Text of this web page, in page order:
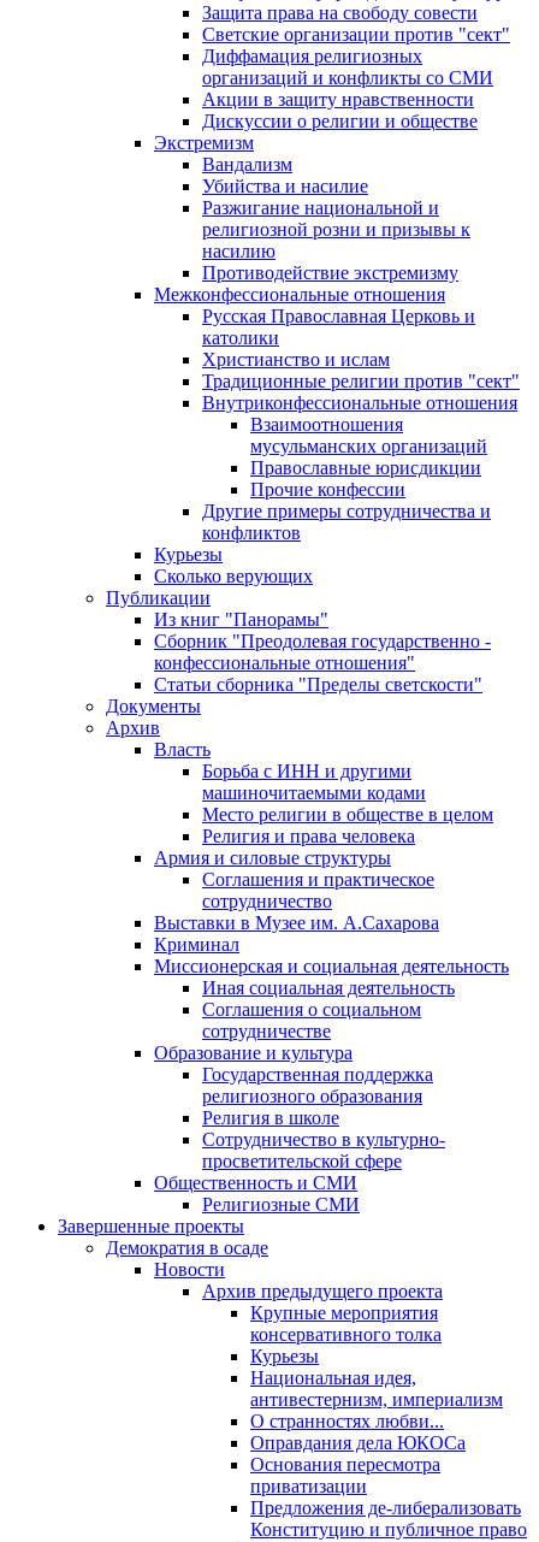
Защита права на свободу совести
Светские организации против "сект"
Диффамация религиозных
организаций и конфликты со СМИ
Акции в защиту нравственности
Дискуссии о религии и обществе
Экстремизм
Вандализм
Убийства и насилие
Разжигание национальной и
религиозной розни и призывы к
насилию
Противодействие экстремизму
Межконфессиональные отношения
Русская Православная Церковь и
католики
Христианство и ислам
Традиционные религии против "сект"
Внутриконфессиональные отношения
Взаимоотношения
мусульманских организаций
Православные юрисдикции
Прочие конфессии
Другие примеры сотрудничества и
конфликтов
Курьезы
Сколько верующих
Публикации
Из книг "Панорамы"
Сборник "Преодолевая государственно -
конфессиональные отношения"
Статьи сборника "Пределы светскости"
Документы
Архив
Власть
Борьба с ИНН и другими
машиночитаемыми кодами
Место религии в обществе в целом
Религия и права человека
Армия и силовые структуры
Соглашения и практическое
сотрудничество
Выставки в Музее им. А.Сахарова
Криминал
Миссионерская и социальная деятельность
Иная социальная деятельность
Соглашения о социальном
сотрудничестве
Образование и культура
Государственная поддержка
религиозного образования
Религия в школе
Сотрудничество в культурно-
просветительской сфере
Общественность и СМИ
Религиозные СМИ
Завершенные проекты
Демократия в осаде
Новости
Архив предыдущего проекта
Крупные мероприятия
консервативного толка
Курьезы
Национальная идея,
антивестернизм, империализм
О странностях любви...
Оправдания дела ЮКОСа
Основания пересмотра
приватизации
Предложения де-либерализовать
Конституцию и публичное право